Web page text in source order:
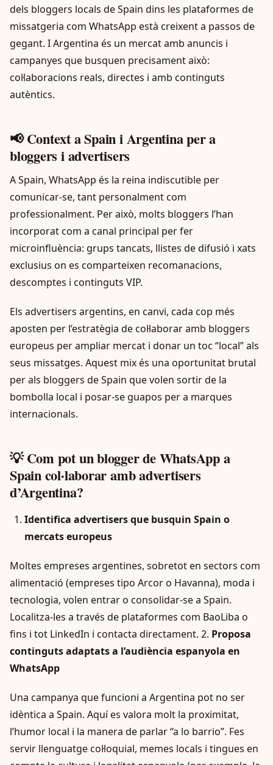
dels bloggers locals de Spain dins les plataformes de
missatgeria com WhatsApp està creixent a passos de
gegant. I Argentina és un mercat amb anuncis i
campanyes que busquen precisament això:
col·laboracions reals, directes i amb continguts
autèntics.
📢 Context a Spain i Argentina per a
bloggers i advertisers
A Spain, WhatsApp és la reina indiscutible per
comunicar-se, tant personalment com
professionalment. Per això, molts bloggers l’han
incorporat com a canal principal per fer
microinfluència: grups tancats, llistes de difusió i xats
exclusius on es comparteixen recomanacions,
descomptes i continguts VIP.
Els advertisers argentins, en canvi, cada cop més
aposten per l’estratègia de col·laborar amb bloggers
europeus per ampliar mercat i donar un toc “local” als
seus missatges. Aquest mix és una oportunitat brutal
per als bloggers de Spain que volen sortir de la
bombolla local i posar-se guapos per a marques
internacionals.
💡 Com pot un blogger de WhatsApp a
Spain col·laborar amb advertisers
d’Argentina?
Identifica advertisers que busquin Spain o
mercats europeus
Moltes empreses argentines, sobretot en sectors com
alimentació (empreses tipo Arcor o Havanna), moda i
tecnologia, volen entrar o consolidar-se a Spain.
Localitza-les a través de plataformes com BaoLiba o
fins i tot LinkedIn i contacta directament. 2. Proposa
continguts adaptats a l’audiència espanyola en
WhatsApp
Una campanya que funcioni a Argentina pot no ser
idèntica a Spain. Aquí es valora molt la proximitat,
l’humor local i la manera de parlar “a lo barrio”. Fes
servir llenguatge col·loquial, memes locals i tingues en